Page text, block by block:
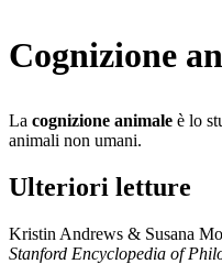
Cognizione
La cognizione animale è lo
animali non umani.
Ulteriori letture
Kristin Andrews & Susana
Stanford Encyclopedia of